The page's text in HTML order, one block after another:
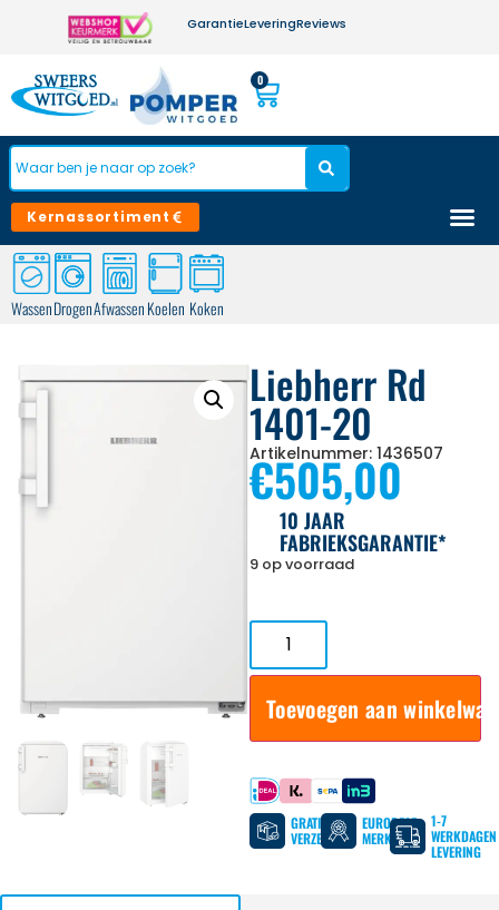
GarantieLeveringReviews
0
Kernassortiment
WassenDrogenAfwassenKoelen Koken
Liebherr Rd
1401-20
Artikelnummer: 1436507
€505,00
10 JAAR
FABRIEKSGARANTIE*
9 op voorraad
Toevoegen aan
Betaal met
GRATIS
VERZENDING
EUROPESE
MERKEN
1-7
WERKDAGEN
LEVERING